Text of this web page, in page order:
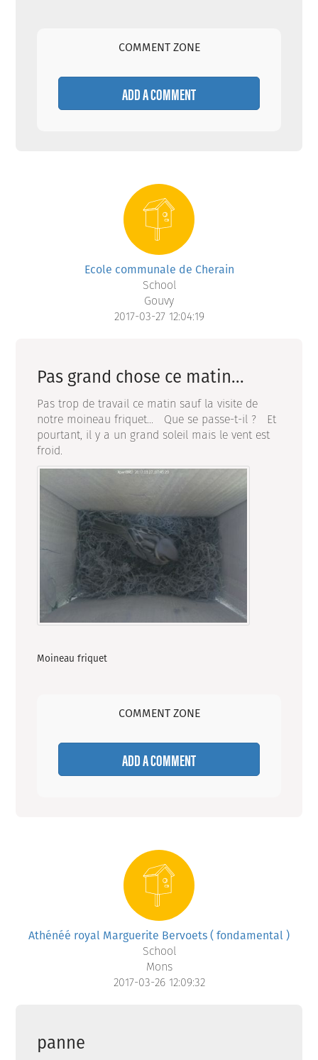
COMMENT ZONE
ADD A COMMENT
Ecole communale de Cherain
School
Gouvy
2017-03-27 12:04:19
Pas grand chose ce matin...
Pas trop de travail ce matin sauf la visite de
notre moineau friquet... Que se passe-t-il ? Et
pourtant, il y a un grand soleil mais le vent est
froid.
Moineau friquet
COMMENT ZONE
ADD A COMMENT
Athénéé royal Marguerite Bervoets ( fondamental )
School
Mons
2017-03-26 12:09:32
panne